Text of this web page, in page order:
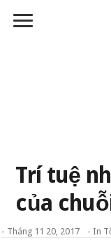
Trí tuệ
của
- Tháng 11 20, 2017 - In